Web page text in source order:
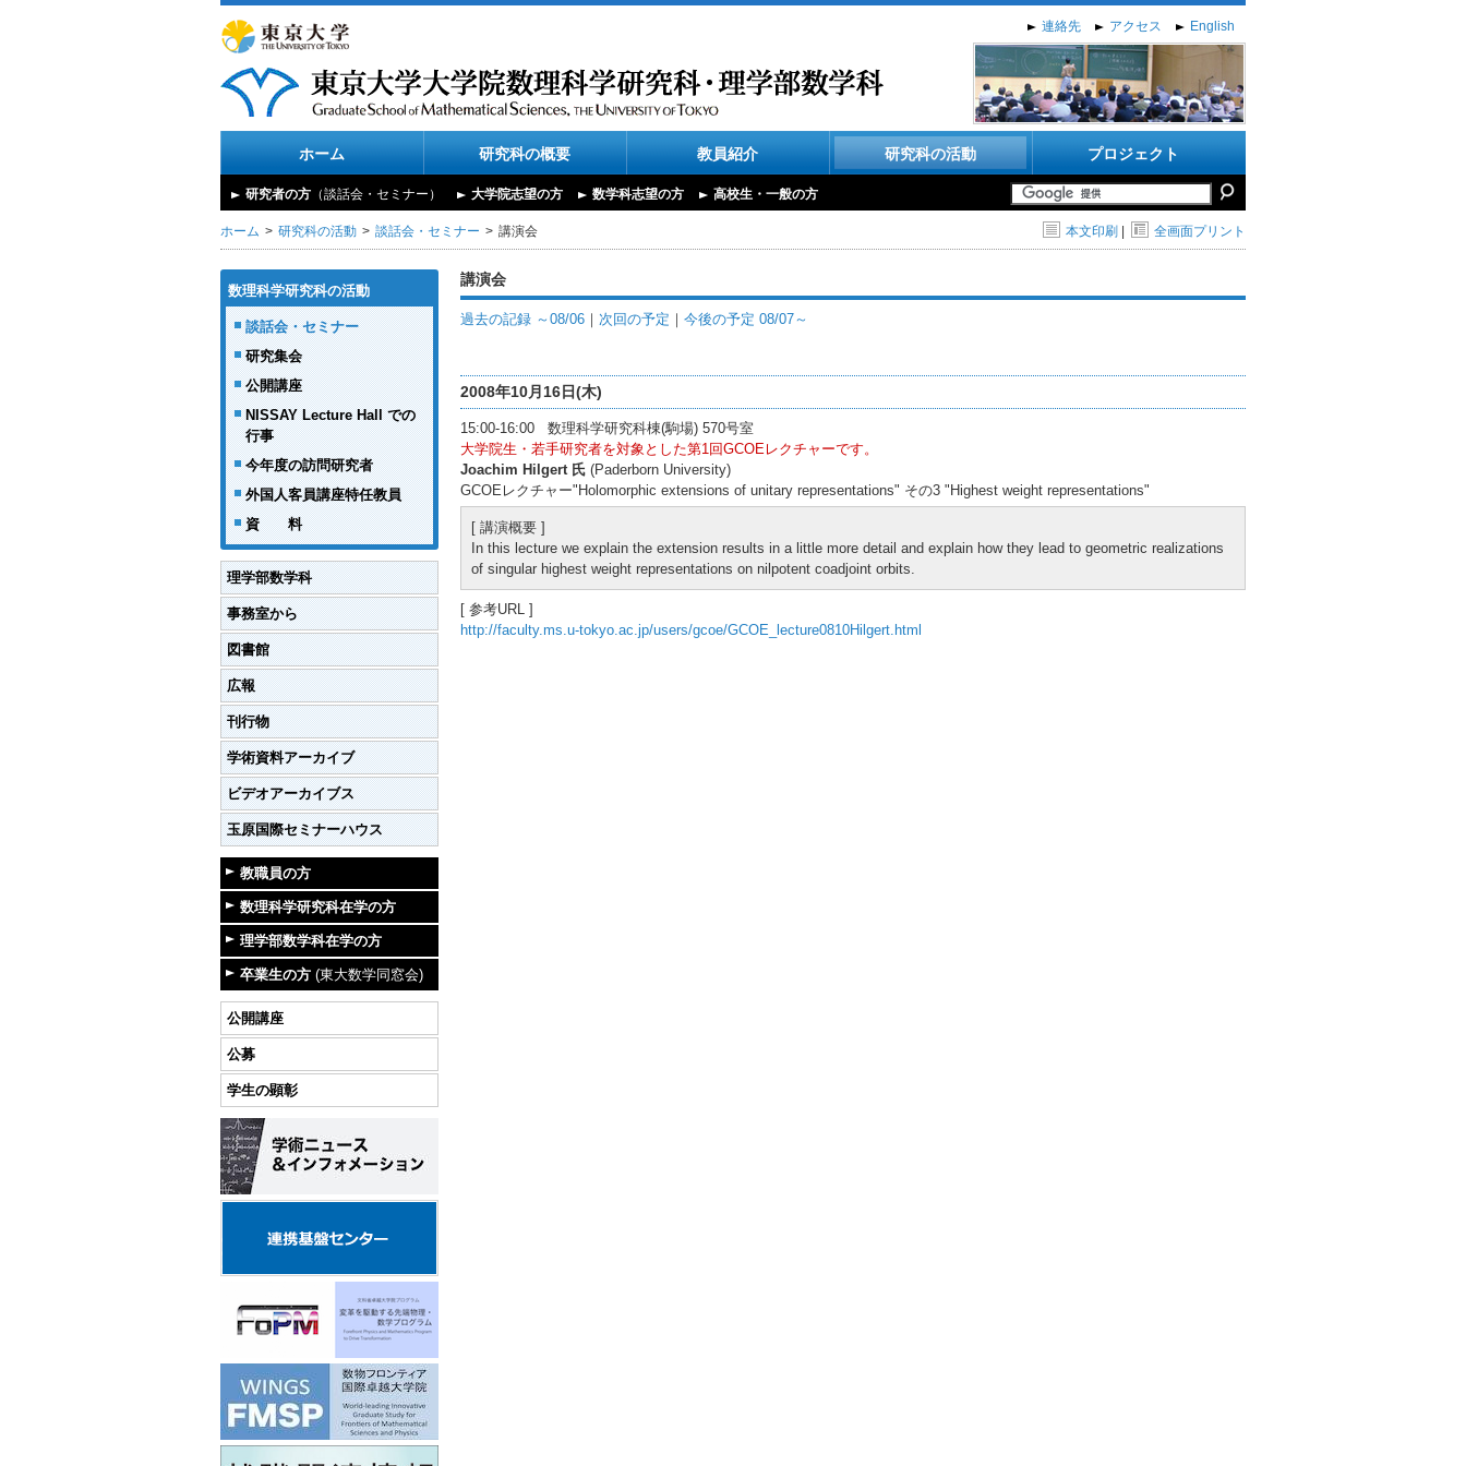
連絡先 アクセス English
ホーム 研究科の概要 教員紹介 研究科の活動 プロジェクト
研究者の方 （談話会・セミナー） 大学院志望の方 数学科志望の方 高校生・一般の方
ホーム 研究科の活動 談話会・セミナー 講演会 本文印刷 全画面プリント
数理科学研究科の活動
談話会・セミナー
研究集会
公開講座
NISSAY Lecture Hall での
行事
今年度の訪問研究者
外国人客員講座特任教員
資 料
理学部数学科
事務室から
図書館
広報
刊行物
学術資料アーカイブ
ビデオアーカイブス
玉原国際セミナーハウス
教職員の方
数理科学研究科在学の方
理学部数学科在学の方
卒業生の方 (東大数学同窓会)
公開講座
公募
学生の顕彰
講演会
過去の記録 ～08/06 ｜ 次回の予定 ｜ 今後の予定 08/07～
2008年10月16日(木)
15:00-16:00 数理科学研究科棟(駒場) 570号室
大学院生・若手研究者を対象とした第1回GCOEレクチャーです。
Joachim Hilgert 氏 (Paderborn University)
GCOEレクチャー"Holomorphic extensions of unitary representations" その3 "Highest weight representations"
[ 講演概要 ]
In this lecture we explain the extension results in a little more detail and explain how they lead to geometric realizations
of singular highest weight representations on nilpotent coadjoint orbits.
[ 参考URL ]
http://faculty.ms.u-tokyo.ac.jp/users/gcoe/GCOE_lecture0810Hilgert.html